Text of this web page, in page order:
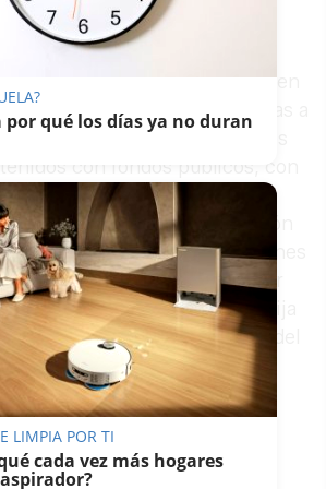
de tarifas, la
también unas ayudas en
competitiva destinadas a
de los centros privados
con fondos públicos, con
la permanencia de los
educativo y la conciliación
máxima de estas subvenciones
euros, y el coste diario por
para esta convocatoria se fija
incluido, con un incremento del
los centros específicos de
por qué los días ya no duran
LIMPIA POR TI
cada vez más hogares